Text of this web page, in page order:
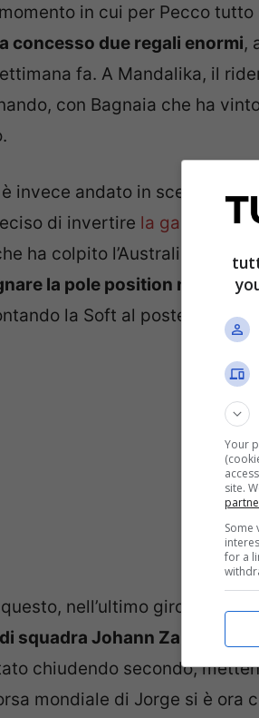
in cui per Pecco
concesso due regali enormi,
fa. A Mandalika, il
con Bagnaia che ha
invece andato in scena un
di invertire la gara
ha colpito l’Australia (alla
la pole position ma ha
la Soft al posteriore
nell’ultimo giro è
squadra Johann Zarco che
chiudendo secondo,
mondiale di Jorge si è ora
Your
site.
Some
for a